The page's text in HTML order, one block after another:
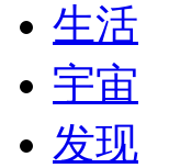
生活
宇宙
发现